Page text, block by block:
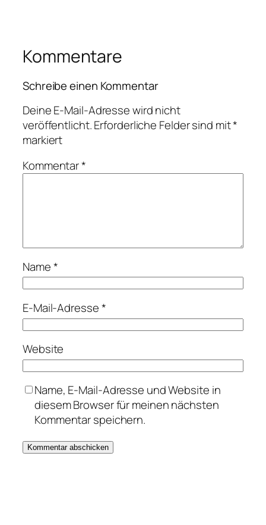
Kommentare
Schreibe einen Kommentar
Deine E-Mail-Adresse wird nicht
veröffentlicht.Erforderliche Felder sind mit*
markiert
Kommentar*
Name*
E-Mail-Adresse*
Website
Name, E-Mail-Adresse und Website in
diesem Browser für meinen nächsten
Kommentar speichern.